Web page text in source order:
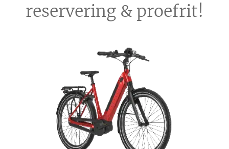
reservering & proefrit!